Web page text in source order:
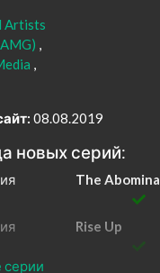
Artists
08.08.2019
новых серий:
The
Rise Up